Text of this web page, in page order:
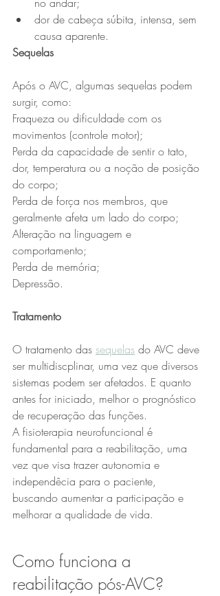
dor de cabeça súbita, intensa, sem
causa aparente.
Sequelas
Após o AVC, algumas sequelas podem
surgir, como:
Fraqueza ou dificuldade com os
movimentos (controle motor);
Perda da capacidade de sentir o tato,
dor, temperatura ou a noção de posição
do corpo;
Perda de força nos membros, que
geralmente afeta um lado do corpo;
Alteração na linguagem e
comportamento;
Perda de memória;
Depressão.
Tratamento
O tratamento das sequelas do AVC deve
ser multidiscplinar, uma vez que diversos
sistemas podem ser afetados. E quanto
antes for iniciado, melhor o prognóstico
de recuperação das funções.
A fisioterapia neurofuncional é
fundamental para a reabilitação, uma
vez que visa trazer autonomia e
independêcia para o paciente,
buscando aumentar a participação e
melhorar a qualidade de vida.
Como funciona a
reabilitação pós-AVC?